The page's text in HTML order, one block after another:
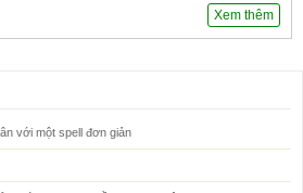
Xem thêm
với một spell đơn giản